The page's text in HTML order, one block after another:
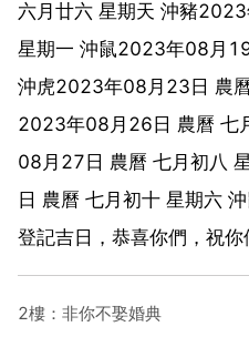
六月廿六 星期天 沖豬
星期一 沖鼠2023年08月
沖虎2023年08月23日 農
2023年08月26日 農曆 七
08月27日 農曆 七月初八
日 農曆 七月初十 星期六
登記吉日，恭喜你們，祝你
2樓：非你不娶婚典